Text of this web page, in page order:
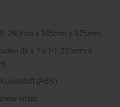
260mm x 195mm x 125mm
(B x T x H): 235mm x
(ABS)
white